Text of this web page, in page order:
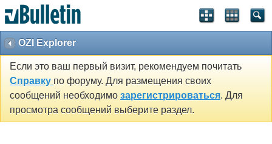
OZI Explorer
Если это ваш первый визит, рекомендуем почитать
Справку по форуму. Для размещения своих
сообщений необходимо зарегистрироваться. Для
просмотра сообщений выберите раздел.